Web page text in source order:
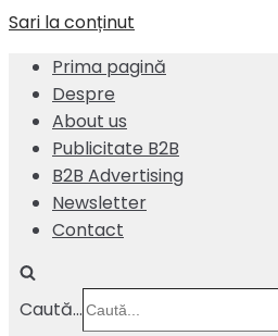
Sari la conținut
Prima pagină
Despre
About us
Publicitate B2B
B2B Advertising
Newsletter
Contact
Caută...